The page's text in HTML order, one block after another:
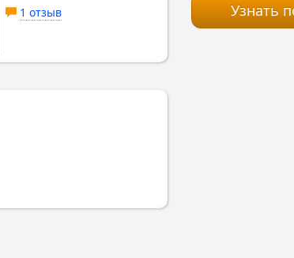
1 отзыв Узнать